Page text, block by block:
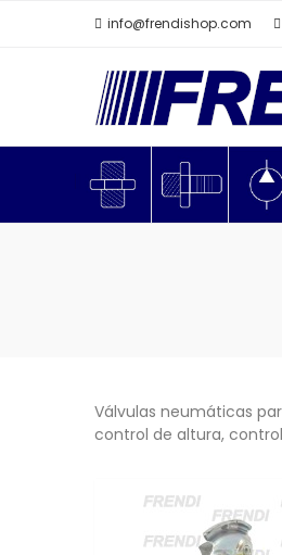
info@frendishop.com
Válvulas neumáticas
control de altura,